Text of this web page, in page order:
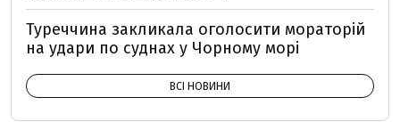
Туреччина закликала оголосити мораторій
на удари по суднах у Чорному морі
ВСІ НОВИНИ